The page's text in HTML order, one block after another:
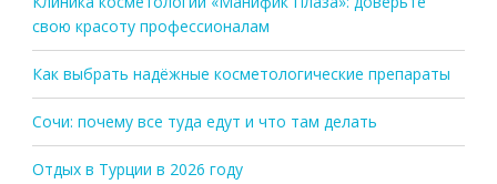
свою красоту профессионалам
Как выбрать надёжные косметологические препараты
Сочи: почему все туда едут и что там делать
Отдых в Турции в 2026 году